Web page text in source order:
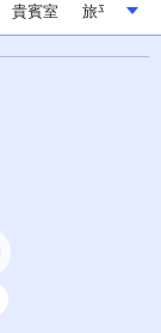
貴賓室 旅平/不便